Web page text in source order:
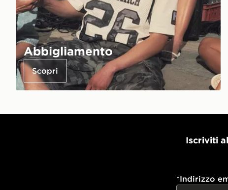
Abbigliamento
Scopri
Iscriviti
*Indirizzo